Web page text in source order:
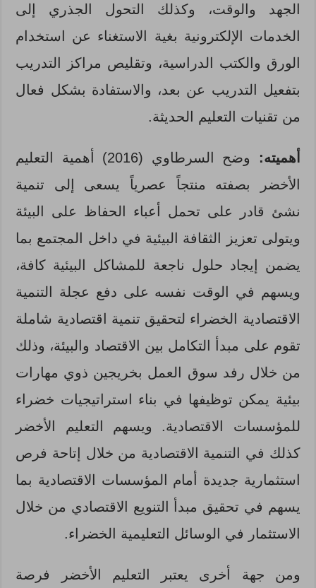
الجهد والوقت، وكذلك التحول الجذري إلى
الخدمات الإلكترونية بغية الاستغناء عن استخدام
الورق والكتب الدراسية، وتقليص مراكز التدريب
بتفعيل التدريب عن بعد، والاستفادة بشكل فعال
من تقنيات التعليم الحديثة.
أهميته:
وضح السرطاوي (2016) أهمية التعليم
الأخضر بصفته منتجاً عصرياً يسعى إلى تنمية
نشئ قادر على تحمل أعباء الحفاظ على البيئة
ويتولى تعزيز الثقافة البيئية في داخل المجتمع بما
يضمن إيجاد حلول ناجعة للمشاكل البيئية كافة،
ويسهم في الوقت نفسه على دفع عجلة التنمية
الاقتصادية الخضراء لتحقيق تنمية اقتصادية شاملة
تقوم على مبدأ التكامل بين الاقتصاد والبيئة، وذلك
من خلال رفد سوق العمل بخريجين ذوي مهارات
بيئية يمكن توظيفها في بناء استراتيجيات خضراء
للمؤسسات الاقتصادية. ويسهم التعليم الأخضر
كذلك في التنمية الاقتصادية من خلال إتاحة فرص
استثمارية جديدة أمام المؤسسات الاقتصادية بما
يسهم في تحقيق مبدأ التنويع الاقتصادي من خلال
الاستثمار في الوسائل التعليمية الخضراء.
ومن جهة أخرى يعتبر التعليم الأخضر فرصة